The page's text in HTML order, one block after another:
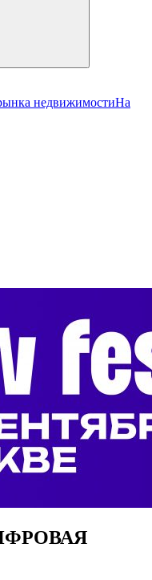
недвижимостиНа